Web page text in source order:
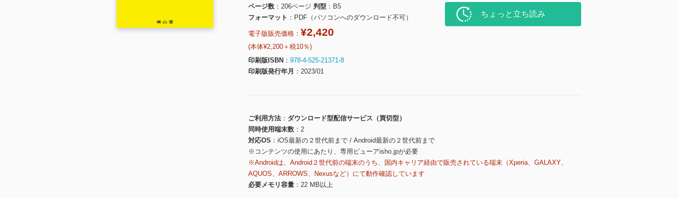
ページ数
206ページ 判型
B5
フォーマット
PDF（パソコンへのダウンロード不可）
電子版販売価格： ¥2,420
(本体¥2,200＋税10％)
印刷版ISBN
978-4-525-21371-8
印刷版発行年月
2023/01
ちょっと立ち読み
ご利用方法
ダウンロード型配信サービス（買切型）
同時使用端末数
2
対応OS
iOS最新の２世代前まで / Android最新の２世代前まで
※コンテンツの使用にあたり、専用ビューアisho.jpが必要
※Androidは、Android２世代前の端末のうち、国内キャリア経由で販売されている端末（Xperia、GALAXY、
AQUOS、ARROWS、Nexusなど）にて動作確認しています
必要メモリ容量
22 MB以上